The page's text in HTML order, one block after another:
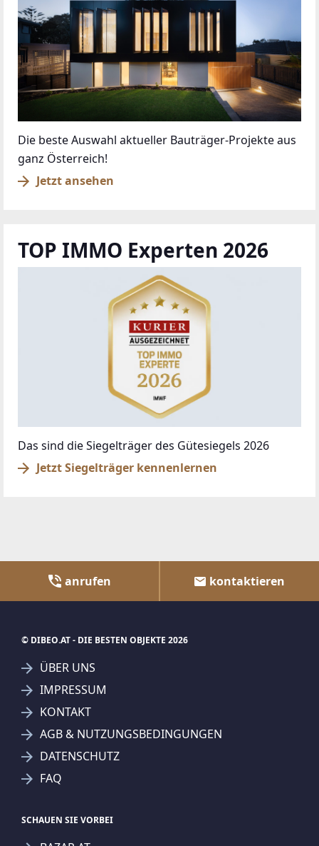
Die beste Auswahl aktueller Bauträger-Projekte aus
ganz Österreich!
Jetzt ansehen
TOP IMMO Experten 2026
Das sind die Siegelträger des Gütesiegels 2026
Jetzt Siegelträger kennenlernen
anrufen kontaktieren
© DIBEO.AT - DIE BESTEN OBJEKTE 2026
ÜBER UNS
IMPRESSUM
KONTAKT
AGB & NUTZUNGSBEDINGUNGEN
DATENSCHUTZ
FAQ
SCHAUEN SIE VORBEI